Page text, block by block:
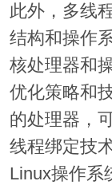
此外，多线
结构和操作
核处理器和
优化策略和
的处理器，
线程绑定技
Linux操作系